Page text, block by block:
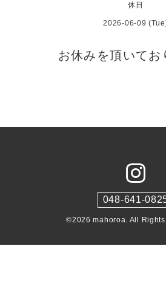
休日
2026-06-09
お休みを頂いてお
048-641-
©2026mahoroa. All